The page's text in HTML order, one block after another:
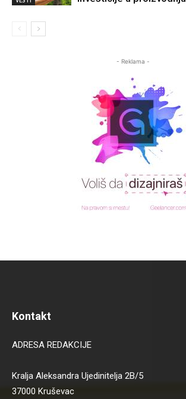
- Reklama -
Kontakt
ADRESA REDAKCIJE
Kralja Aleksandra Ujedinitelja 2B/5
37000 Kruševac